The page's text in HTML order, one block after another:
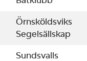
Örnsköldsviks
Segelsällskap
Sundsvalls